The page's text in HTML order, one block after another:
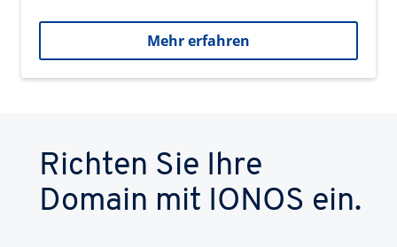
Mehr erfahren
Richten Sie Ihre
Domain mit IONOS ein.